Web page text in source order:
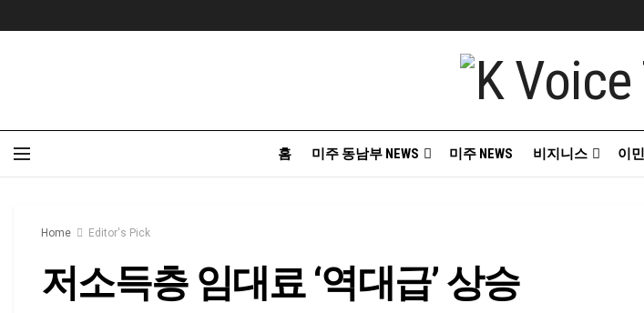
홈 미주 동남부 NEWS 미주 NEWS 비지니스 이민
Home Editor's Pick
저소득층 임대료 ‘역대급’ 상승